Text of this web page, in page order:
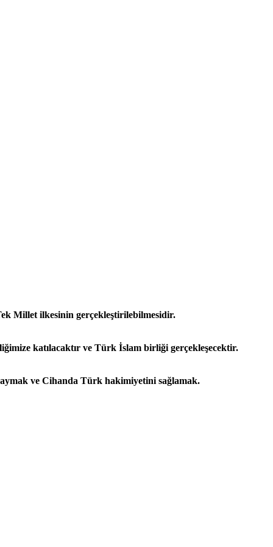
Millet ilkesinin gerçekleştirilebilmesidir.
katılacaktır ve Türk İslam birliği gerçekleşecektir.
ve Cihanda Türk hakimiyetini sağlamak.